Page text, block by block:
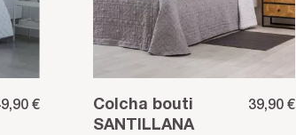
€
Colcha bouti
SANTILLANA
39,90 €